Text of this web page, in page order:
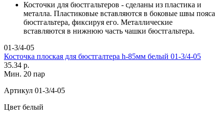
Косточки для бюстгальтеров - сделаны из пластика и
металла. Пластиковые вставляются в боковые швы пояса
бюстгальтера, фиксируя его. Металлические
вставляются в нижнюю часть чашки бюстгальтера.
01-3/4-05
Косточка плоская для бюстгалтера h-85мм белый 01-3/4-05
35.34 р.
Мин. 20 пар
Артикул 01-3/4-05
Цвет белый